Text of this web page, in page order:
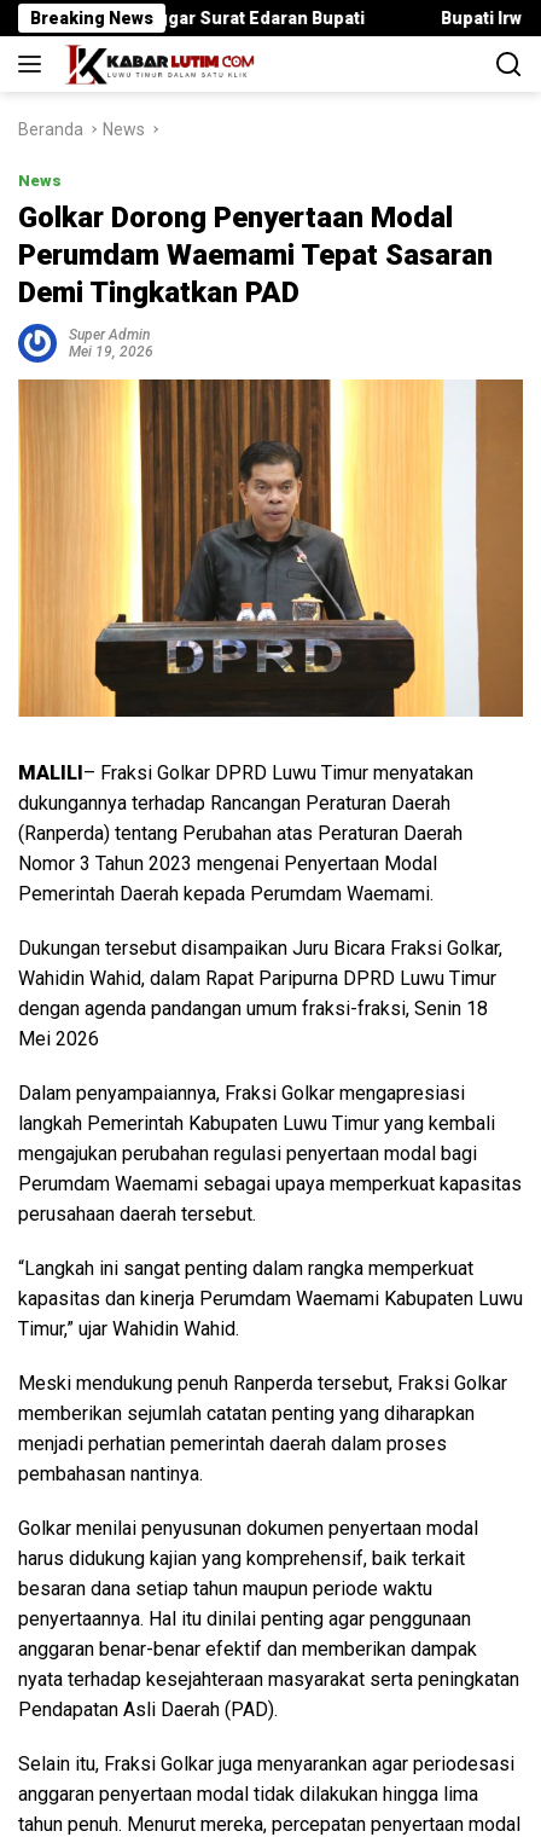
Langsung
ke
konten
Breaking News
Langgar Surat Edaran Bupati Bupati Irwan Serahkan
Beranda News
News
Golkar Dorong Penyertaan Modal
Perumdam Waemami Tepat Sasaran
Demi Tingkatkan PAD
Super Admin
Mei 19, 2026
MALILI– Fraksi Golkar DPRD Luwu Timur menyatakan
dukungannya terhadap Rancangan Peraturan Daerah
(Ranperda) tentang Perubahan atas Peraturan Daerah
Nomor 3 Tahun 2023 mengenai Penyertaan Modal
Pemerintah Daerah kepada Perumdam Waemami.
Dukungan tersebut disampaikan Juru Bicara Fraksi Golkar,
Wahidin Wahid, dalam Rapat Paripurna DPRD Luwu Timur
dengan agenda pandangan umum fraksi-fraksi, Senin 18
Mei 2026
Dalam penyampaiannya, Fraksi Golkar mengapresiasi
langkah Pemerintah Kabupaten Luwu Timur yang kembali
mengajukan perubahan regulasi penyertaan modal bagi
Perumdam Waemami sebagai upaya memperkuat kapasitas
perusahaan daerah tersebut.
“Langkah ini sangat penting dalam rangka memperkuat
kapasitas dan kinerja Perumdam Waemami Kabupaten Luwu
Timur,” ujar Wahidin Wahid.
Meski mendukung penuh Ranperda tersebut, Fraksi Golkar
memberikan sejumlah catatan penting yang diharapkan
menjadi perhatian pemerintah daerah dalam proses
pembahasan nantinya.
Golkar menilai penyusunan dokumen penyertaan modal
harus didukung kajian yang komprehensif, baik terkait
besaran dana setiap tahun maupun periode waktu
penyertaannya. Hal itu dinilai penting agar penggunaan
anggaran benar-benar efektif dan memberikan dampak
nyata terhadap kesejahteraan masyarakat serta peningkatan
Pendapatan Asli Daerah (PAD).
Selain itu, Fraksi Golkar juga menyarankan agar periodesasi
anggaran penyertaan modal tidak dilakukan hingga lima
tahun penuh. Menurut mereka, percepatan penyertaan modal